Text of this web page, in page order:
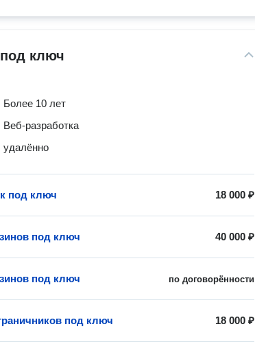
под ключ
Более 10 лет
Веб-разработка
удалённо
18 000 ₽
под ключ
40 000 ₽
под ключ
по договорённости
под ключ
18 000 ₽
под ключ